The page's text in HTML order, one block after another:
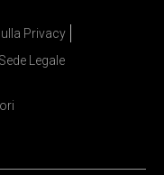
Privacy
Sede Legale